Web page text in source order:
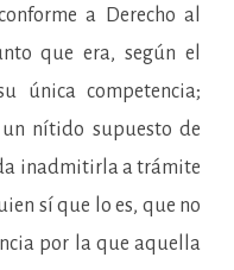
a Derecho al
que era, según el
única competencia;
nítido supuesto de
inadmitirla a trámite
sí que lo es, que no
por la que aquella